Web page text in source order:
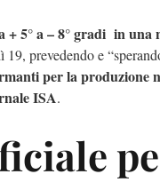
+ 5° a – 8° gradi in una
prevedendo e
per la produzione
ISA.